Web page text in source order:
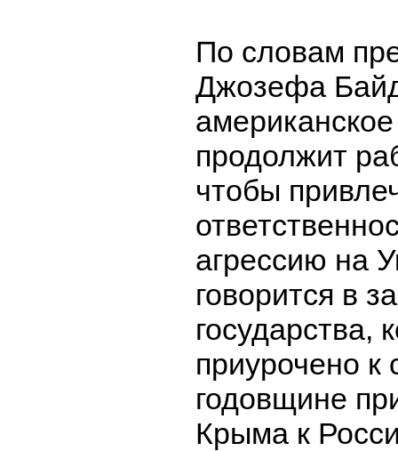
По словам
Джозефа
продолжит
чтобы
агрессию на
говорится в
государства,
приурочено к
годовщине
Крыма к